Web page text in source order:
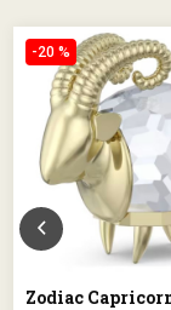
-20 %
Zodiac